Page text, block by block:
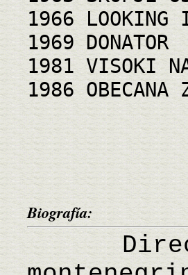
1966 LOOKING
1969 DONATOR
1981 VISOKI
1986 OBECANA
Biografía: